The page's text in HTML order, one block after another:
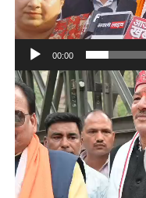
00:00
Video
Player